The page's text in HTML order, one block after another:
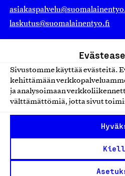
Sivustomme käyttää evästeitä.
kehittämään
ja analysoimaan
välttämättömiä, jotta sivut
laskutus@suomalainentyo.fi
Avainlippu